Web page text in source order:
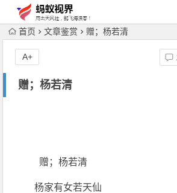
首页 文章鉴赏 赠；杨若清
赠；杨若清
A+
赠；杨若清
杨家有女若天仙